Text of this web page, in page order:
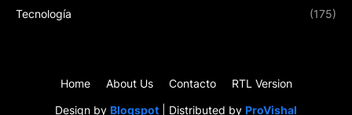
Tecnología (175)
Design by Blogspot | Distributed by ProVishal
Home About Us Contacto RTL Version